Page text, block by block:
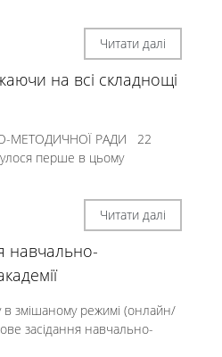
Читати далі
на всі складнощі
МЕТОДИЧНОЇ РАДИ 22
перше в цьому
Читати далі
навчально-
в змішаному режимі (онлайн/
засідання навчально-